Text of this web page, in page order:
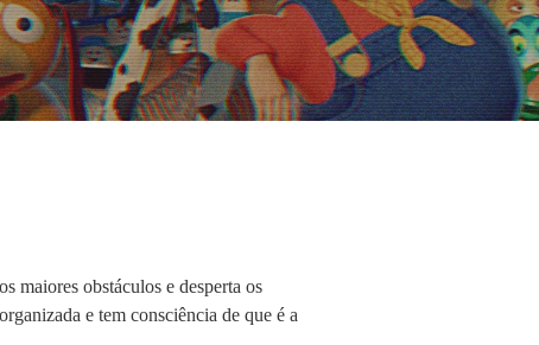
maiores obstáculos e desperta os
e tem consciência de que é a